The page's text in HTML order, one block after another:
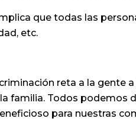
que todas las
etc.
reta a la gente
familia. Todos podemos
para nuestras